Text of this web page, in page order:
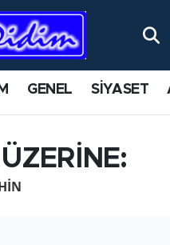
GENEL SİYASET